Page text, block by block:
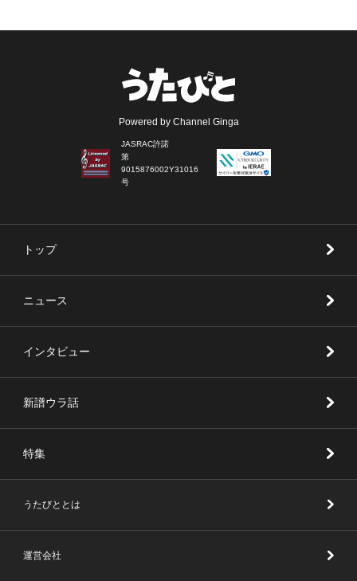
Powered by Channel Ginga
JASRAC許諾
第
9015876002Y31016
号
トップ
ニュース
インタビュー
新譜ウラ話
特集
うたびととは
運営会社